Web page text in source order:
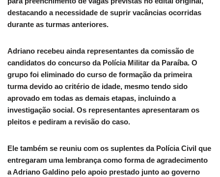
destacando a necessidade de suprir vacâncias ocorridas
durante as turmas anteriores.
Adriano recebeu ainda representantes da comissão de
candidatos do concurso da Polícia Militar da Paraíba. O
grupo foi eliminado do curso de formação da primeira
turma devido ao critério de idade, mesmo tendo sido
aprovado em todas as demais etapas, incluindo a
investigação social. Os representantes apresentaram os
pleitos e pediram a revisão do caso.
Ele também se reuniu com os suplentes da Polícia Civil que
entregaram uma lembrança como forma de agradecimento
a Adriano Galdino pelo apoio prestado junto ao governo